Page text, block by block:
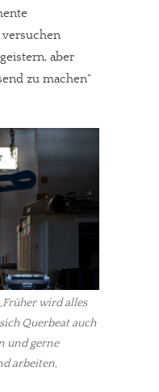
aber
zu machen“
wird alles
Querbeat auch
und gerne
arbeiten,